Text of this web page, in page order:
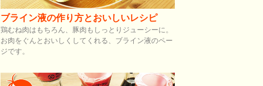
ブライン液の作り方とおいしいレシピ
鶏むね肉はもちろん、豚肉もしっとりジューシーに。
お肉をぐんとおいしくしてくれる、ブライン液のペー
ジです。